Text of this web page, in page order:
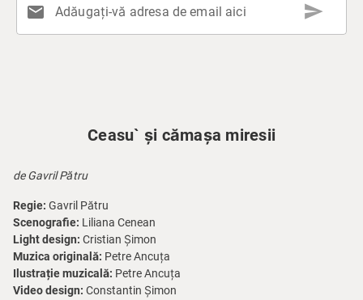
mail Adăugați-vă adresa de email aici send
Ceasu` și cămașa miresii
de Gavril Pătru
Regie: Gavril Pătru
Scenografie: Liliana Cenean
Light design: Cristian Șimon
Muzica originală: Petre Ancuța
Ilustrație muzicală: Petre Ancuța
Video design: Constantin Șimon